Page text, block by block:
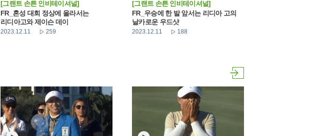
[그랜트 손튼 인비테이셔널]
FR_혼성 대회 정상에 올라서는
리디아고와 제이슨 데이
2023.12.11 259
[그랜트 손튼 인비테이셔널]
FR_우승에 한 발 앞서는 리디아 고의
날카로운 우드샷
2023.12.11 188